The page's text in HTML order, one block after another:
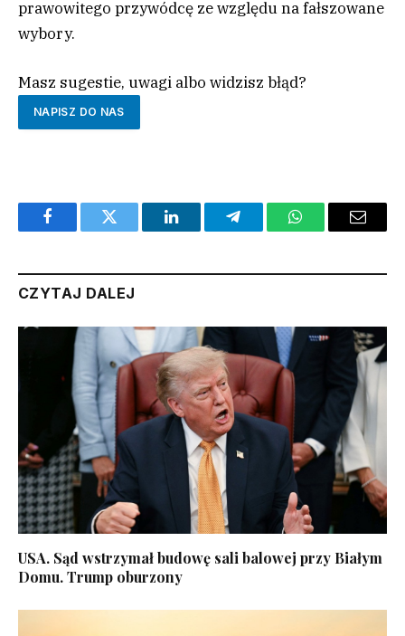
prawowitego przywódcę ze względu na fałszowane
wybory.
Masz sugestie, uwagi albo widzisz błąd?
NAPISZ DO NAS
FacebookTwitter LinkedInTelegramWhatsAppEmail
CZYTAJ DALEJ
USA. Sąd wstrzymał budowę sali balowej przy Białym
Domu. Trump oburzony